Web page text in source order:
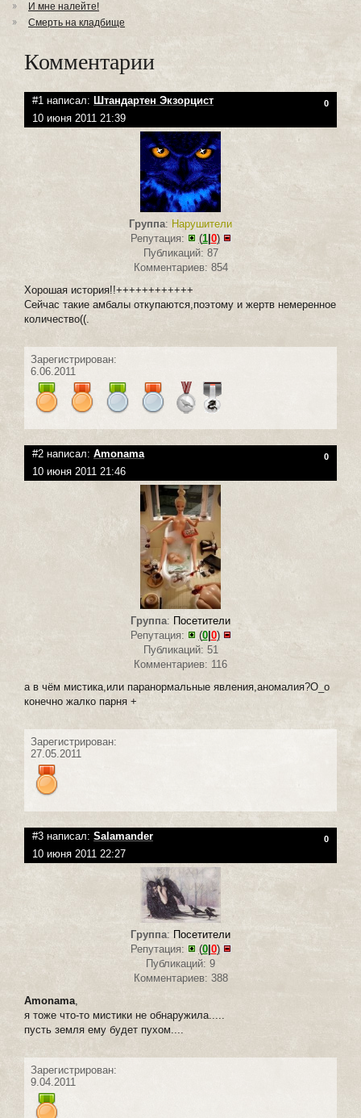
И мне налейте!
Смерть на кладбище
Комментарии
#1 написал: Штандартен Экзорцист 0
10 июня 2011 21:39
Группа: Нарушители
Репутация:
(1| 0)
Публикаций: 87
Комментариев: 854
Хорошая история!!++++++++++++
Сейчас такие амбалы откупаются,поэтому и жертв немеренное
количество((.
Зарегистрирован:
6.06.2011
#2 написал: Amonama 0
10 июня 2011 21:46
Группа: Посетители
Репутация:
(0| 0)
Публикаций: 51
Комментариев: 116
а в чём мистика,или паранормальные явления,аномалия?О_о
конечно жалко парня +
Зарегистрирован:
27.05.2011
#3 написал: Salamander 0
10 июня 2011 22:27
Группа: Посетители
Репутация:
(0| 0)
Публикаций: 9
Комментариев: 388
Amonama
я тоже что-то мистики не обнаружила.....
пусть земля ему будет пухом....
Зарегистрирован:
9.04.2011